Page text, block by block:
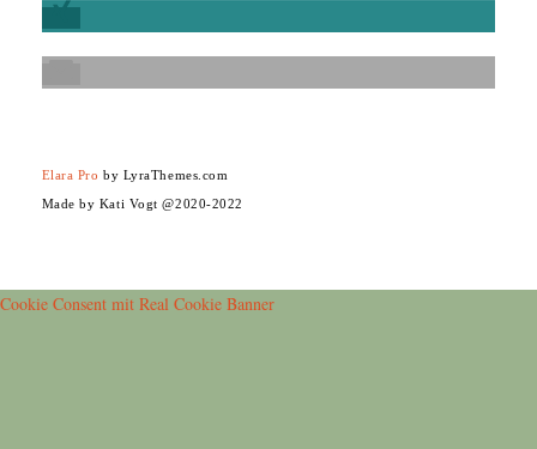
Elara Pro by LyraThemes.com
Made by Kati Vogt @2020-2022
Cookie Consent mit Real Cookie Banner